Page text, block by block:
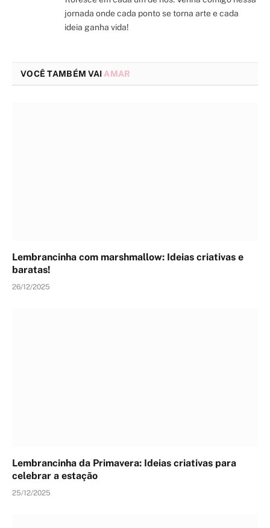
jornada onde cada ponto se torna arte e cada
ideia ganha vida!
VOCÊ TAMBÉM VAI AMAR
Lembrancinha com marshmallow: Ideias criativas e
baratas!
26/12/2025
Lembrancinha da Primavera: Ideias criativas para
celebrar a estação
25/12/2025